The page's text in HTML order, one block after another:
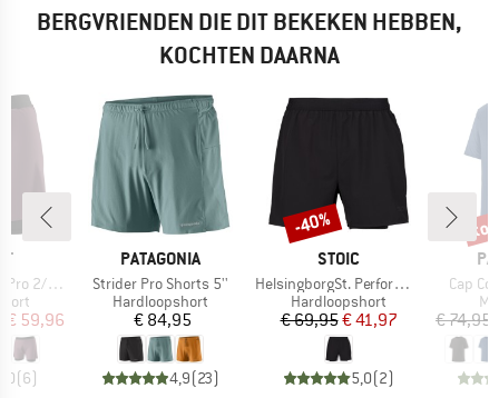
BERGVRIENDEN DIE DIT BEKEKEN HEBBEN,
KOCHTEN DAARNA
1 Shorts
prijs
€ 59,96
(6)
MERK
PATAGONIA
Artikel
Strider Pro Shorts 5''
Productgroep
Hardloopshort
Prijs
€ 84,95
4,9(23)
MERK
STOIC
Artikel
HelsingborgSt. Performance 2in1 Shorts II
Productgroep
Hardloopshort
Prijs
€ 69,95Verlaagde prijs
€ 41,97
5,0(2)
Korting
-40%
Artikel
Cap
€ 74,95